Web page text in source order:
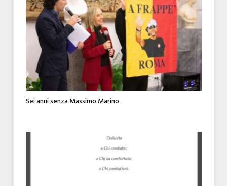
Sei anni senza Massimo Marino